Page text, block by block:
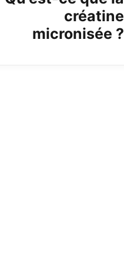
créatine
micronisée ?